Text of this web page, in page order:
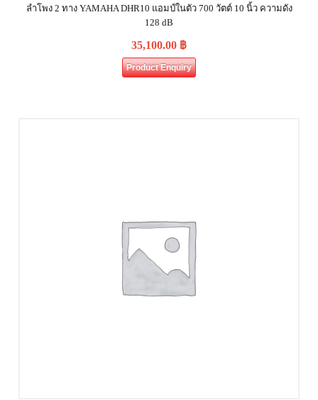
ลำโพง 2 ทาง YAMAHA DHR10 แอมป์ในตัว 700 วัตต์ 10 นิ้ว ความดัง
128 dB
35,100.00 ฿
Product Enquiry